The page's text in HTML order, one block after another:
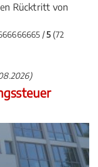
Rücktritt von
/5(72